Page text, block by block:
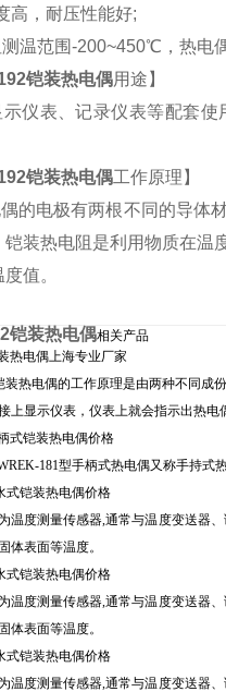
高，耐压性能好;
测温范围-200~450℃，热电
铠装热电偶用途】
仪表、记录仪表等配套使
铠装热电偶工作原理】
的电极有两根不同的导体
铠装热电阻是利用物质在温
值。
铠装热电偶相关产品
热电偶上海专业厂家
装热电偶的工作原理是由两种不同成
上显示仪表，仪表上就会指示出热电
式铠装热电偶价格
181型手柄式热电偶又称手持式
式铠装热电偶价格
温度测量传感器,通常与温度变送器
体表面等温度。
式铠装热电偶价格
温度测量传感器,通常与温度变送器
体表面等温度。
式铠装热电偶价格
温度测量传感器,通常与温度变送器